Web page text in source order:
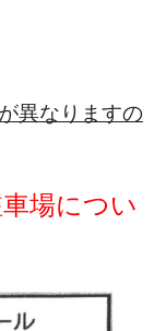
異なりますの
場につい